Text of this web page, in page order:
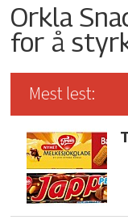
Orkla
for å
Mest lest: